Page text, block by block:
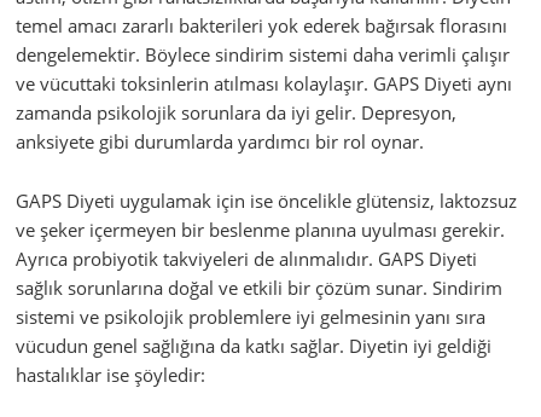
temel amacı zararlı bakterileri yok ederek bağırsak florasını
dengelemektir. Böylece sindirim sistemi daha verimli çalışır
ve vücuttaki toksinlerin atılması kolaylaşır. GAPS Diyeti aynı
zamanda psikolojik sorunlara da iyi gelir. Depresyon,
anksiyete gibi durumlarda yardımcı bir rol oynar.
GAPS Diyeti uygulamak için ise öncelikle glütensiz, laktozsuz
ve şeker içermeyen bir beslenme planına uyulması gerekir.
Ayrıca probiyotik takviyeleri de alınmalıdır. GAPS Diyeti
sağlık sorunlarına doğal ve etkili bir çözüm sunar. Sindirim
sistemi ve psikolojik problemlere iyi gelmesinin yanı sıra
vücudun genel sağlığına da katkı sağlar. Diyetin iyi geldiği
hastalıklar ise şöyledir: